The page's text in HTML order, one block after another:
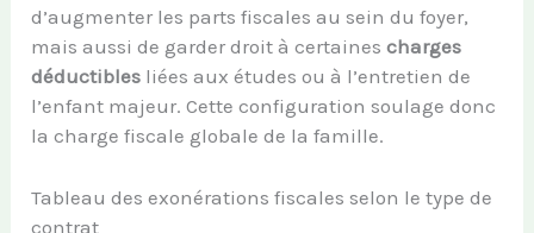
d’augmenter les parts fiscales au sein du foyer,
mais aussi de garder droit à certainescharges
déductibles liées aux études ou à l’entretien de
l’enfant majeur. Cette configuration soulage donc
la charge fiscale globale de la famille.
Tableau des exonérations fiscales selon le type de
contrat